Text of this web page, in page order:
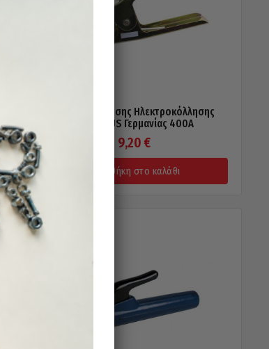
Τσιμπίδα Γείωσης Ηλεκτροκόλλησης
LUCKHAUS Γερμανίας 400A
9,20 €
Προσθήκη στο καλάθι